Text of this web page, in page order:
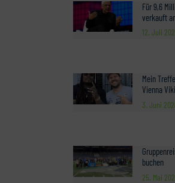
Für 9,6
verkauft
12. Juli
Mein
Vienna
3. Juni
buchen
25. Mai